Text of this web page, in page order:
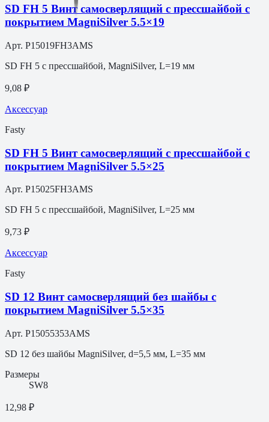
SD FH 5 Винт самосверлящий с прессшайбой с
покрытием MagniSilver 5.5×19
Арт. P15019FH3AMS
SD FH 5 с прессшайбой, MagniSilver, L=19 мм
9,08 ₽
Аксессуар
Fasty
SD FH 5 Винт самосверлящий с прессшайбой с
покрытием MagniSilver 5.5×25
Арт. P15025FH3AMS
SD FH 5 с прессшайбой, MagniSilver, L=25 мм
9,73 ₽
Аксессуар
Fasty
SD 12 Винт самосверлящий без шайбы с
покрытием MagniSilver 5.5×35
Арт. P15055353AMS
SD 12 без шайбы MagniSilver, d=5,5 мм, L=35 мм
Размеры
SW8
12,98 ₽